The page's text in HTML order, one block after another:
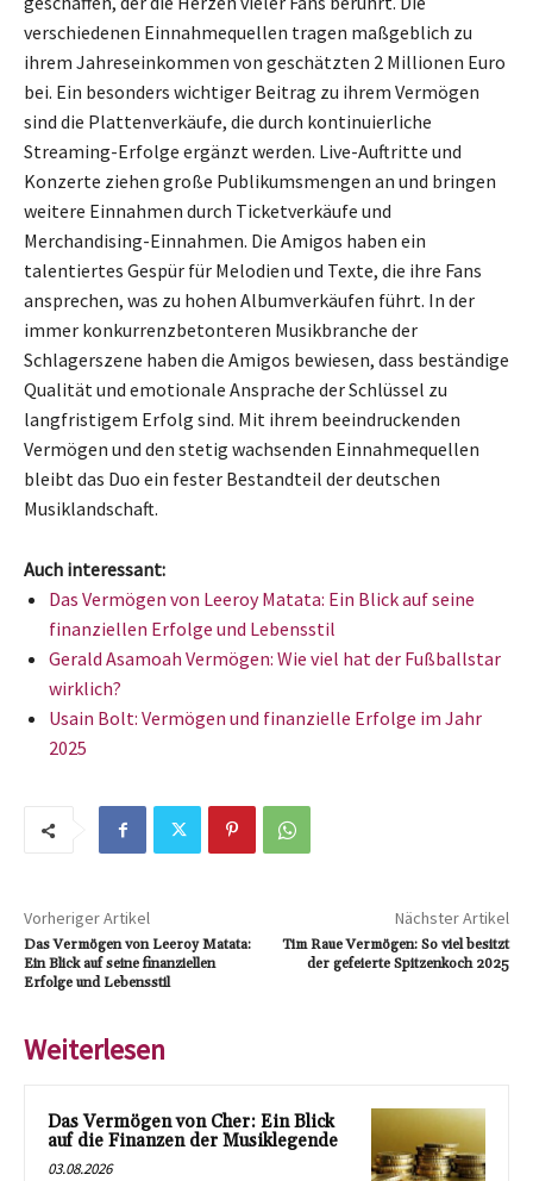
verschiedenen Einnahmequellen tragen maßgeblich zu
ihrem Jahreseinkommen von geschätzten 2 Millionen Euro
bei. Ein besonders wichtiger Beitrag zu ihrem Vermögen
sind die Plattenverkäufe, die durch kontinuierliche
Streaming-Erfolge ergänzt werden. Live-Auftritte und
Konzerte ziehen große Publikumsmengen an und bringen
weitere Einnahmen durch Ticketverkäufe und
Merchandising-Einnahmen. Die Amigos haben ein
talentiertes Gespür für Melodien und Texte, die ihre Fans
ansprechen, was zu hohen Albumverkäufen führt. In der
immer konkurrenzbetonteren Musikbranche der
Schlagerszene haben die Amigos bewiesen, dass beständige
Qualität und emotionale Ansprache der Schlüssel zu
langfristigem Erfolg sind. Mit ihrem beeindruckenden
Vermögen und den stetig wachsenden Einnahmequellen
bleibt das Duo ein fester Bestandteil der deutschen
Musiklandschaft.
Auch interessant:
Das Vermögen von Leeroy Matata: Ein Blick auf seine
finanziellen Erfolge und Lebensstil
Gerald Asamoah Vermögen: Wie viel hat der Fußballstar
wirklich?
Usain Bolt: Vermögen und finanzielle Erfolge im Jahr
2025
Vorheriger Artikel
Das Vermögen von Leeroy Matata:
Ein Blick auf seine finanziellen
Erfolge und Lebensstil
Nächster Artikel
Tim Raue Vermögen: So viel besitzt
der gefeierte Spitzenkoch 2025
Weiterlesen
Das Vermögen von Cher: Ein Blick
auf die Finanzen der Musiklegende
03.08.2026